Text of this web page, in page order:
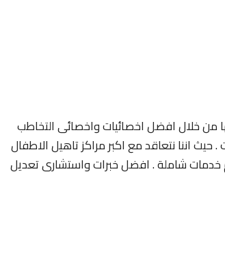
من خلال افضل اخصائيات واخصائى التخاطب
اننا نتعاقد مع اكبر مراكز تاهيل الاطفال
شاملة . افضل خبرات واستشارى تعديل